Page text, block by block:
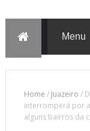
Home / Juazeiro /
interromperá por
alguns bairros da